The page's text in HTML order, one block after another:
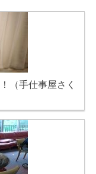
（手仕事屋さく